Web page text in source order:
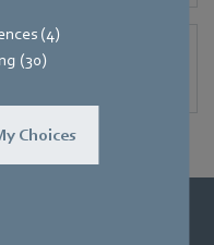
(4)
(30)
Choices